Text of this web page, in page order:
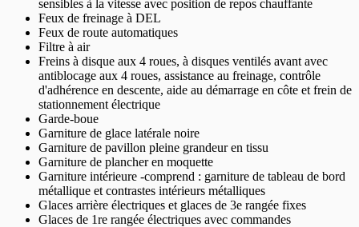
sensibles à la vitesse avec position de repos chauffante
Feux de freinage à DEL
Feux de route automatiques
Filtre à air
Freins à disque aux 4 roues, à disques ventilés avant avec
antiblocage aux 4 roues, assistance au freinage, contrôle
d'adhérence en descente, aide au démarrage en côte et frein de
stationnement électrique
Garde-boue
Garniture de glace latérale noire
Garniture de pavillon pleine grandeur en tissu
Garniture de plancher en moquette
Garniture intérieure -comprend : garniture de tableau de bord
métallique et contrastes intérieurs métalliques
Glaces arrière électriques et glaces de 3e rangée fixes
Glaces de 1re rangée électriques avec commandes